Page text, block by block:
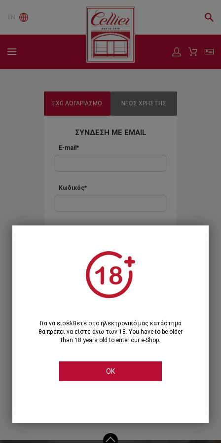
EN
ΕΧΩ ΛΟΓΑΡΙΑΣΜΟ ΝΕΟΣ ΧΡΗΣΤΗΣ
ΣΥΝΔΕΣΗ ΜΕ EMAIL
E-mail*
Κωδικός*
Ξεχάσατε τον κωδικό;
Ή
ΣΥΝΔΕΣΗ ΜΕ ...
Για να εισέλθετε στο ηλεκτρονικό μας κατάστημα
θα πρέπει να είστε άνω των 18. You have to be older
than 18 years old to enter our e-Shop.
OK